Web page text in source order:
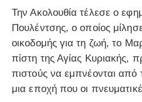
Την Ακολουθία τέλεσε ο
Πουλέντσης, ο οποίος
οικοδομής για τη ζωή, το
πίστη της Αγίας Κυριακής,
πιστούς να εμπνέονται από
μια εποχή που οι